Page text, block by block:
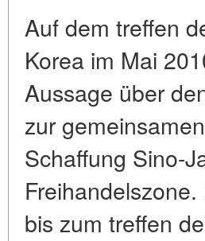
Auf dem treffen
Korea im Mai
Aussage über
zur
Schaffung Sino-
bis zum treffen